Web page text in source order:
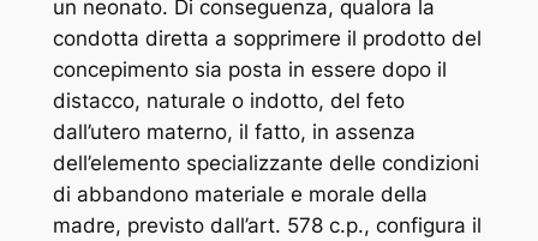
un neonato. Di conseguenza, qualora la
condotta diretta a sopprimere il prodotto del
concepimento sia posta in essere dopo il
distacco, naturale o indotto, del feto
dall’utero materno, il fatto, in assenza
dell’elemento specializzante delle condizioni
di abbandono materiale e morale della
madre, previsto dall’art. 578 c.p., configura il